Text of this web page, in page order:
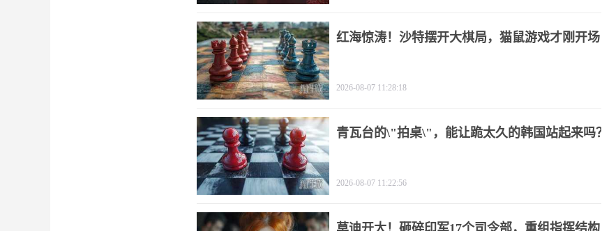
红海惊涛！沙特摆开大棋局，猫鼠游戏才刚开场
2026-08-07 11:28:18
青瓦台的\"拍桌\"，能让跪太久的韩国站起来吗？
2026-08-07 11:22:56
莫迪开大！砸碎印军17个司令部，重组指挥结构